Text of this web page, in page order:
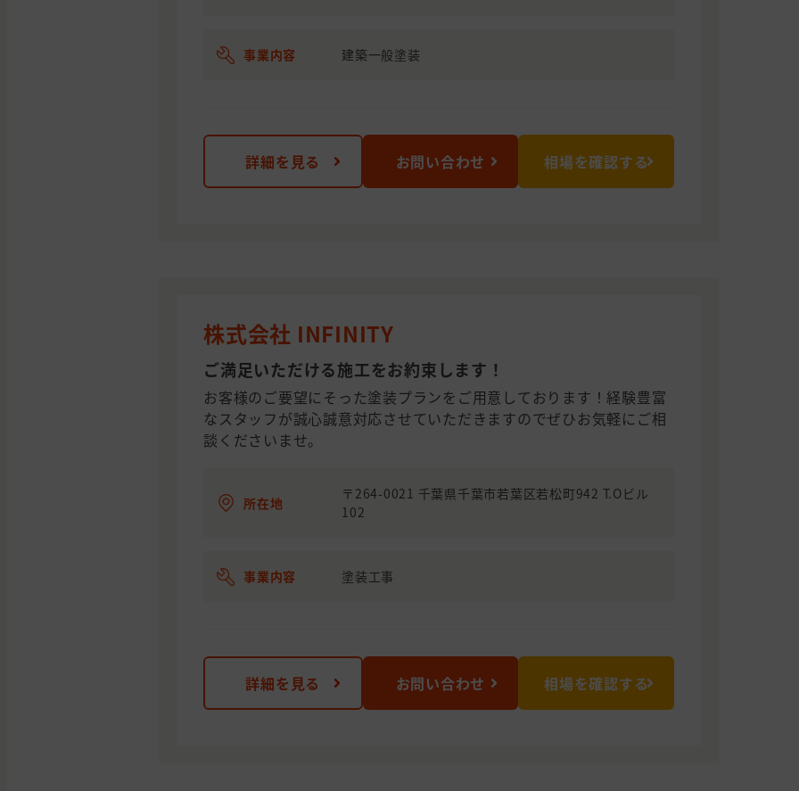
事業内容 建築一般塗装
詳細を見る お問い合わせ 相場を確認する
株式会社 INFINITY
ご満足いただける施工をお約束します！
お客様のご要望にそった塗装プランをご用意しております！経験豊富
なスタッフが誠心誠意対応させていただきますのでぜひお気軽にご相
談くださいませ。
所在地
〒264-0021 千葉県千葉市若葉区若松町942 T.Oビル
102
事業内容 塗装工事
詳細を見る お問い合わせ 相場を確認する